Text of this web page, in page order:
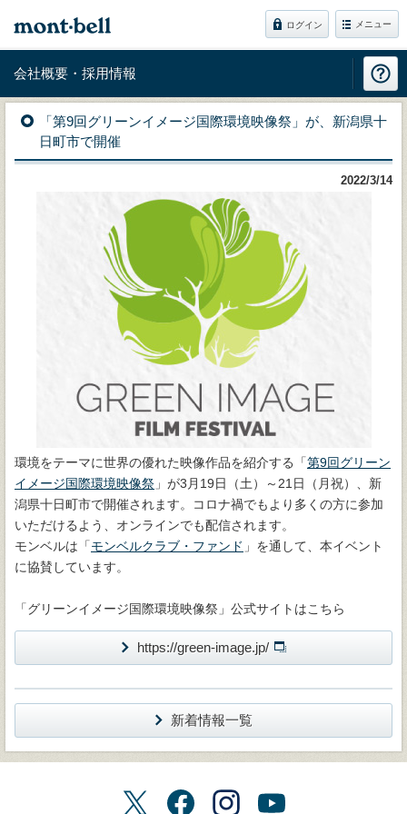
ログイン メニュー
会社概要・採用情報
「第9回グリーンイメージ国際環境映像祭」が、新潟県十
日町市で開催
2022/3/14
環境をテーマに世界の優れた映像作品を紹介する「第9回グリーン
イメージ国際環境映像祭 」が3月19日（土）～21日（月祝）、新
潟県十日町市で開催されます。コロナ禍でもより多くの方に参加
いただけるよう、オンラインでも配信されます。
モンベルは「モンベルクラブ・ファンド 」を通して、本イベント
に協賛しています。
「グリーンイメージ国際環境映像祭」公式サイトはこちら
https://green-image.jp/
新着情報一覧